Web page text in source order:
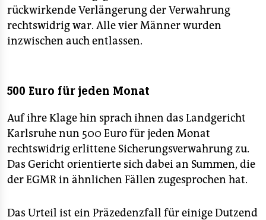
rückwirkende Verlängerung der Verwahrung
rechtswidrig war. Alle vier Männer wurden
inzwischen auch entlassen.
500 Euro für jeden Monat
Auf ihre Klage hin sprach ihnen das Landgericht
Karlsruhe nun 500 Euro für jeden Monat
rechtswidrig erlittene Sicherungsverwahrung zu.
Das Gericht orientierte sich dabei an Summen, die
der EGMR in ähnlichen Fällen zugesprochen hat.
Das Urteil ist ein Präzedenzfall für einige Dutzend